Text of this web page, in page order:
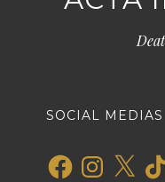
SOCIAL MEDIAS
FacebookInstagram
X